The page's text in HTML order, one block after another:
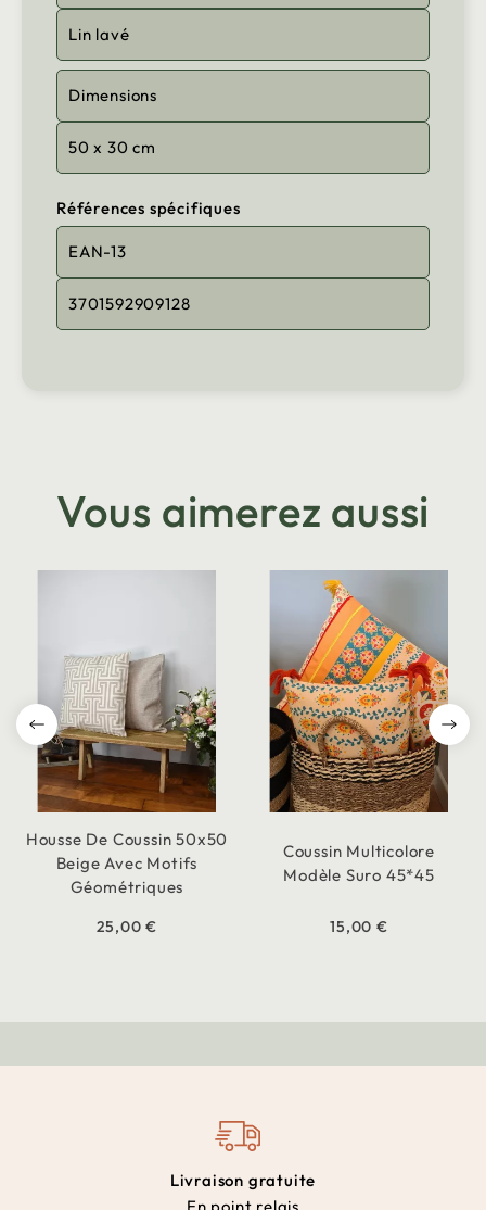
Lin lavé
Dimensions
50 x 30 cm
Références spécifiques
EAN-13
3701592909128
Vous aimerez aussi
Housse De Coussin 50x50
Beige Avec Motifs
Géométriques
25,00 €
Coussin Multicolore
Modèle Suro 45*45
15,00 €
Livraison gratuite
En point relais